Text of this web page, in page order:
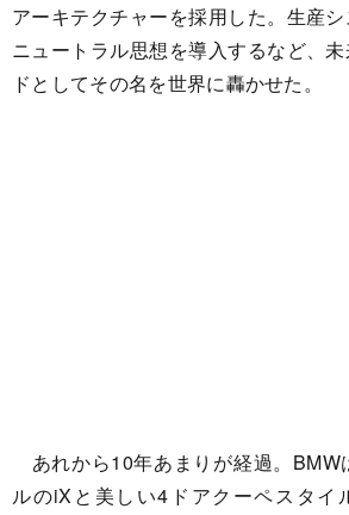
アーキテクチャーを採用した。生産
ニュートラル思想を導入するなど、
ドとしてその名を世界に轟かせた。
あれから10年あまりが経過。BMW
ルのiXと美しい4ドアクーペスタイ